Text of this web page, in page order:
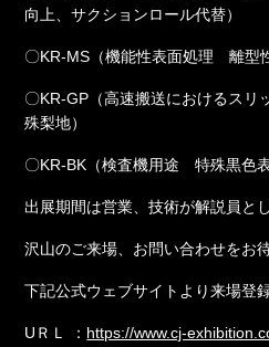
向上、サクションロール代替）
〇KR-MS（機能性表面処理 離型
〇KR-GP（高速搬送におけるス
殊梨地）
〇KR-BK（検査機用途 特殊黒色表
出展期間は営業、技術が解説員と
沢山のご来場、お問い合わせをお
下記公式ウェブサイトより来場登
UＲＬ ： https://www.cj-